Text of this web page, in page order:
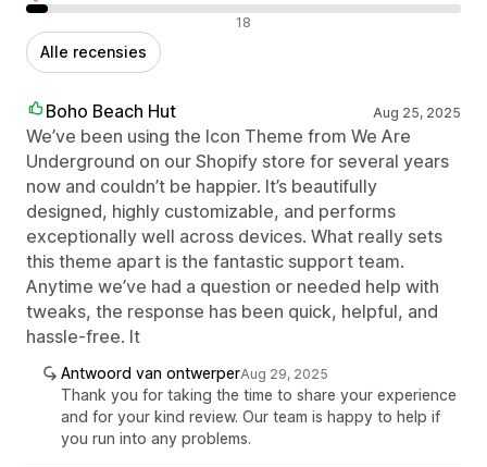
Negatieve recensies 18
Alle recensies
Boho Beach Hut Aug 25, 2025
We’ve been using the Icon Theme from We Are
Underground on our Shopify store for several years
now and couldn’t be happier. It’s beautifully
designed, highly customizable, and performs
exceptionally well across devices. What really sets
this theme apart is the fantastic support team.
Anytime we’ve had a question or needed help with
tweaks, the response has been quick, helpful, and
hassle-free. It
Antwoord van ontwerperAug 29, 2025
Thank you for taking the time to share your experience
and for your kind review. Our team is happy to help if
you run into any problems.